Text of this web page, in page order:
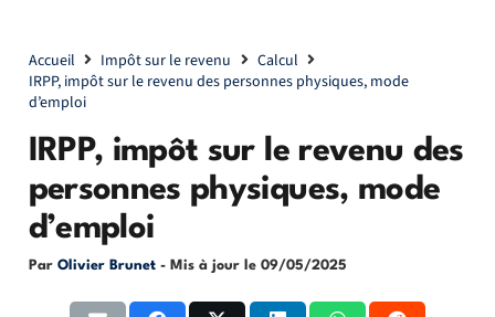
Accueil Impôt sur le revenu
Calcul
IRPP, impôt sur le revenu des personnes physiques, mode
d’emploi
IRPP, impôt sur le revenu des
personnes physiques, mode
d’emploi
Par Olivier Brunet - Mis à jour le 09/05/2025